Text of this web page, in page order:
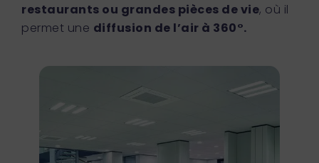
restaurants ou grandes pièces de vie, où il
permet une diffusion de l’air à 360°.